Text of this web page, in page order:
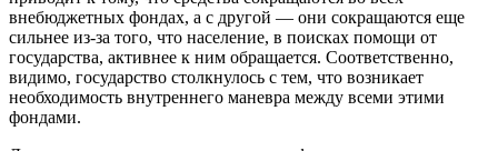
внебюджетных фондах, а с другой — они сокращаются еще
сильнее из-за того, что население, в поисках помощи от
государства, активнее к ним обращается. Соответственно,
видимо, государство столкнулось с тем, что возникает
необходимость внутреннего маневра между всеми этими
фондами.